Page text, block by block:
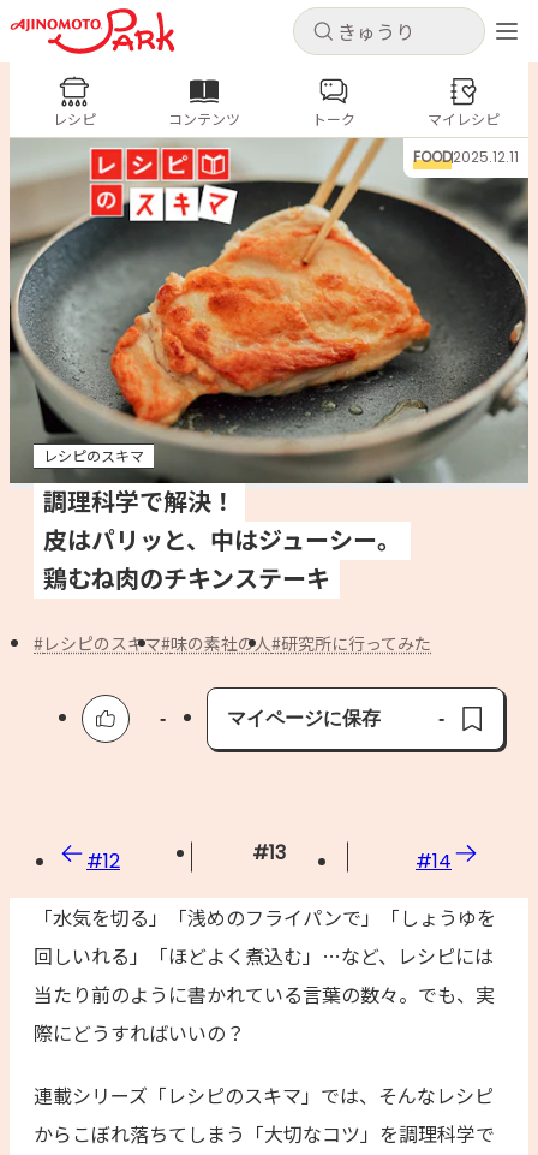
キャンセル
ログインするとレシピを保存できます
ログイン 新規登録
ホーム
コンテンツ
レシピ
トーク
よくあるお問い合わせ
キャンセル
レシピ コンテンツ
人気の食材・レシピ
きゅうり なす トマト
とうもろこし
ピーマン
みょうが ゴーヤ
レシピ コンテンツ トーク マイレシピ
レシピのスキマ
調理科学で解決！
皮はパリッと、中はジューシー。
鶏むね肉のチキンステーキ
レシピのスキマ 味の素社の人 研究所に行ってみた
-
マイページに保存
保存済み
-
FOOD2025.12.11
#12 #13 #14
「水気を切る」「浅めのフライパンで」「しょうゆを
回しいれる」「ほどよく煮込む」…など、レシピには
当たり前のように書かれている言葉の数々。でも、実
際にどうすればいいの？
連載シリーズ「レシピのスキマ」では、そんなレシピ
からこぼれ落ちてしまう「大切なコツ」を調理科学で